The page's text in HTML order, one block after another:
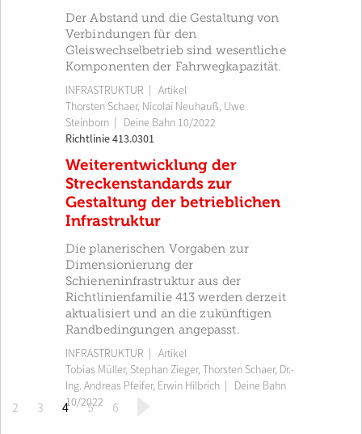
Der Abstand und die Gestaltung von
Verbindungen für den
Gleiswechselbetrieb sind wesentliche
Komponenten der Fahrwegkapazität.
INFRASTRUKTUR | Artikel
Thorsten Schaer, Nicolai Neuhauß, Uwe
Steinborn
Deine Bahn 10/2022
Richtlinie 413.0301
Weiterentwicklung der
Streckenstandards zur
Gestaltung der betrieblichen
Infrastruktur
Die planerischen Vorgaben zur
Dimensionierung der
Schieneninfrastruktur aus der
Richtlinienfamilie 413 werden derzeit
aktualisiert und an die zukünftigen
Randbedingungen angepasst.
INFRASTRUKTUR | Artikel
Tobias Müller, Stephan Zieger,Thorsten Schaer, Dr.-
Ing. Andreas Pfeifer, Erwin Hilbrich
Deine Bahn
10/2022
2 3 4(
5 6